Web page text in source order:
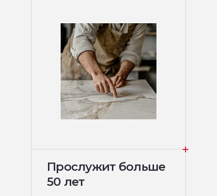
Прослужит больше
50 лет